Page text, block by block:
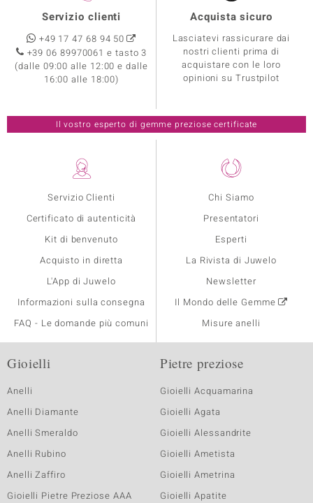
Servizio Clienti
Certificato di autenticità
Kit di benvenuto
Acquisto in diretta
L'App di Juwelo
Informazioni sulla consegna
FAQ - Le domande più comuni
Chi Siamo
Presentatori
Esperti
La Rivista di Juwelo
Newsletter
Il Mondo delle Gemme
Misure anelli
Servizio clienti
+49 17 47 68 94 50
+39 06 89970061 e tasto 3
(dalle 09:00 alle 12:00 e dalle
16:00 alle 18:00)
Acquista sicuro
Lasciatevi rassicurare dai
nostri clienti prima di
acquistare con le loro
opinioni su Trustpilot
Il vostro esperto di gemme preziose certificate
Gioielli
Anelli
Anelli Diamante
Anelli Smeraldo
Anelli Rubino
Anelli Zaffiro
Gioielli Pietre Preziose AAA
Pietre preziose
Gioielli Acquamarina
Gioielli Agata
Gioielli Alessandrite
Gioielli Ametista
Gioielli Ametrina
Gioielli Apatite